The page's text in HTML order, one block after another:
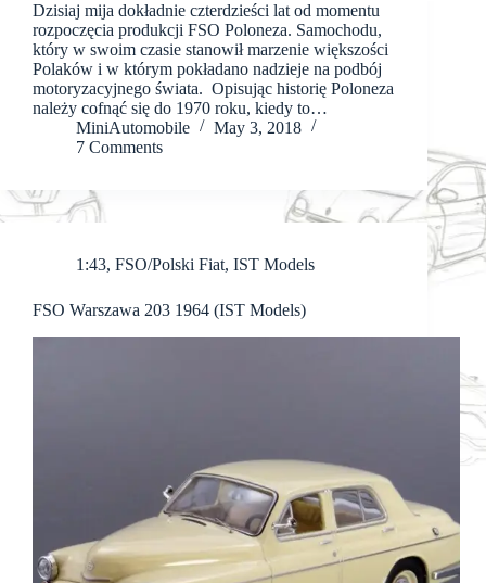
Dzisiaj mija dokładnie czterdzieści lat od momentu
rozpoczęcia produkcji FSO Poloneza. Samochodu,
który w swoim czasie stanowił marzenie większości
Polaków i w którym pokładano nadzieje na podbój
motoryzacyjnego świata. Opisując historię Poloneza
należy cofnąć się do 1970 roku, kiedy to…
MiniAutomobile
May 3, 2018
7 Comments
1:43, FSO/Polski Fiat, IST Models
FSO Warszawa 203 1964 (IST Models)